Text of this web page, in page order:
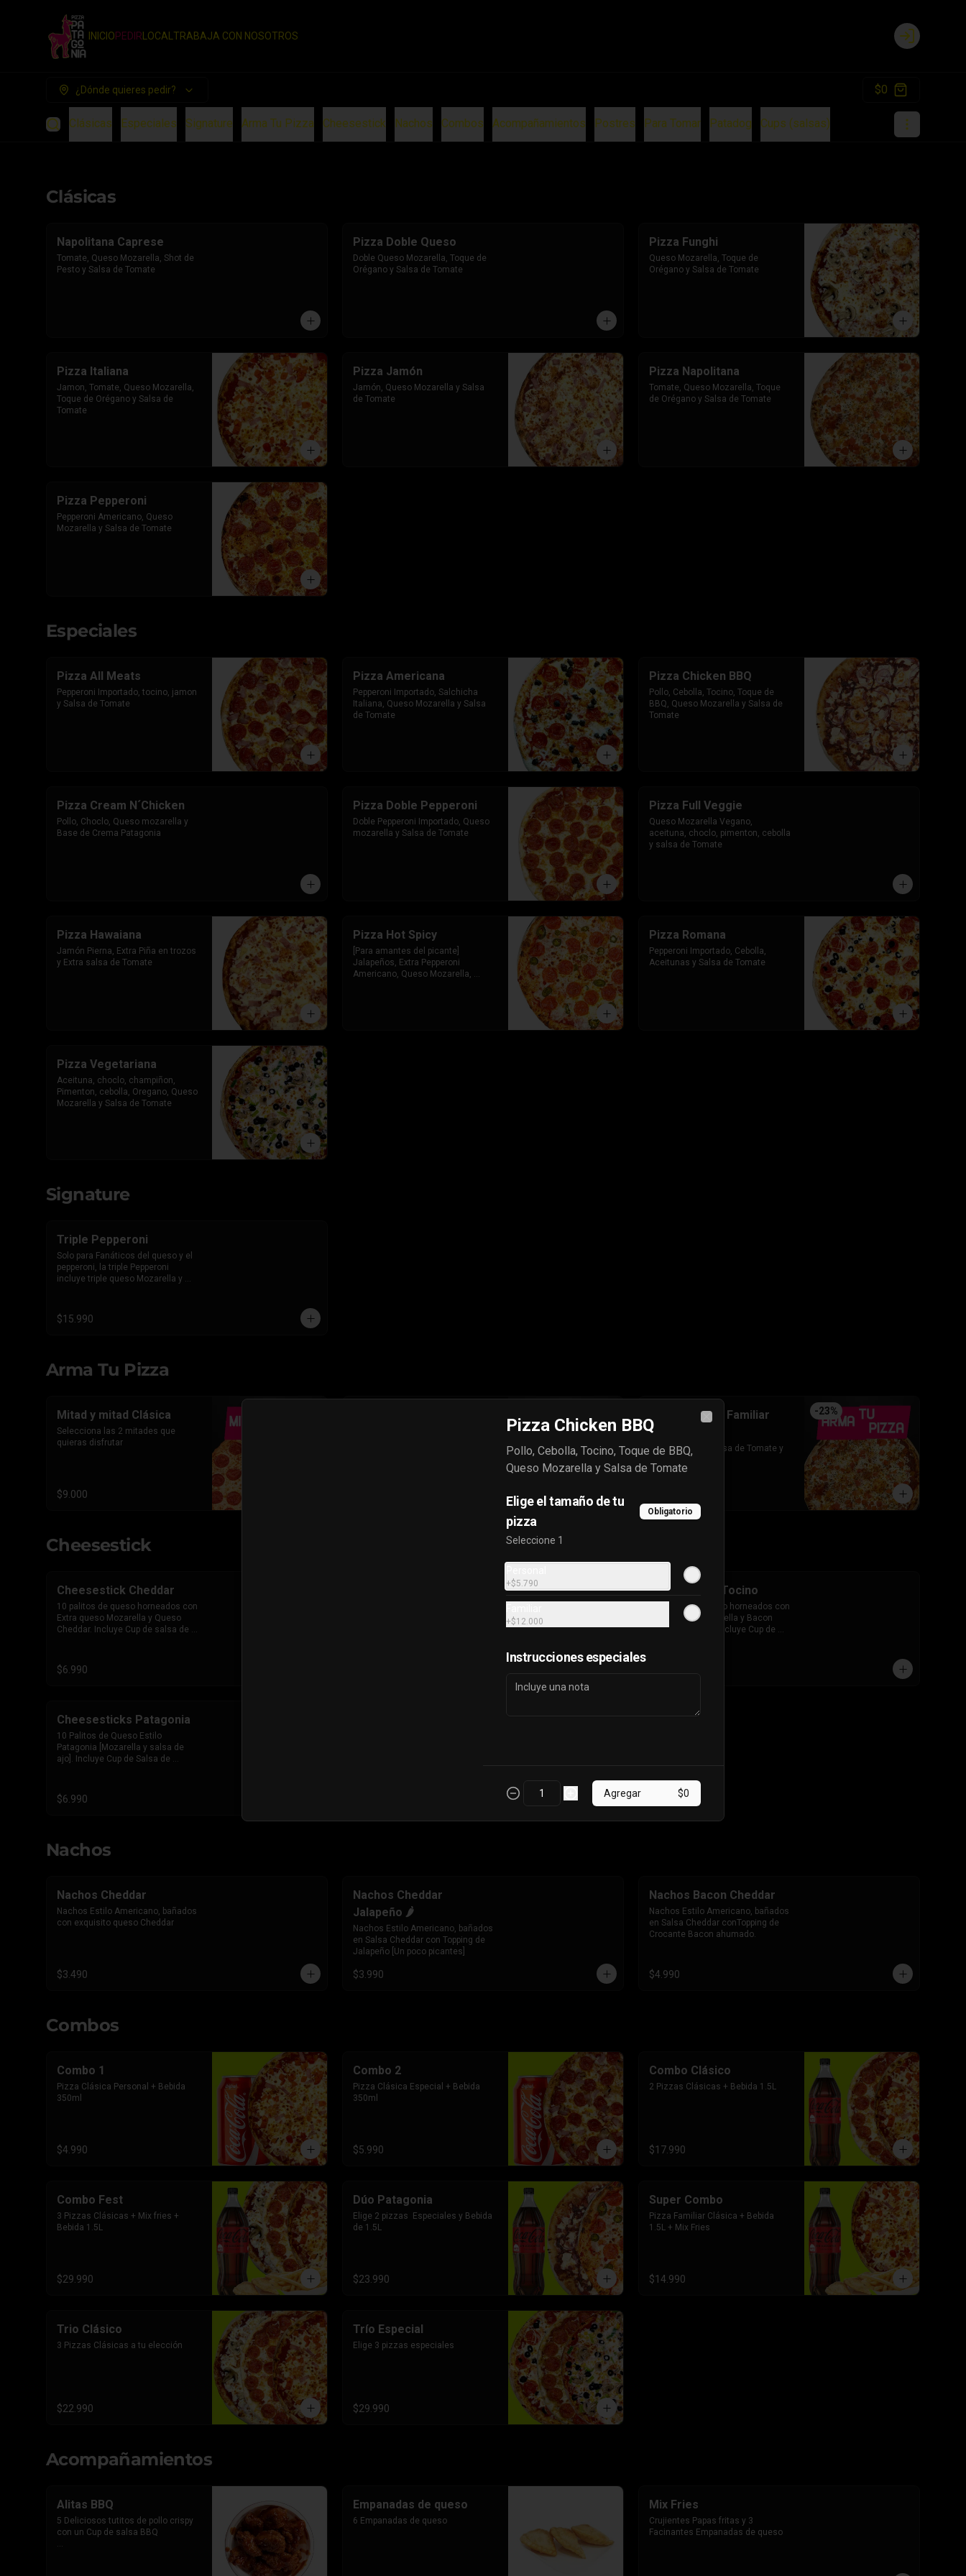
INICIOPEDIR LOCAL TRABAJA CON NOSOTROS
Login
¿Dónde quieres pedir? $0
Clásicas Especiales Signature Arma Tu Pizza Cheesestick Nachos Combos Acompañamientos Postres Para Tomar Patadog Cups (salsas)
Clásicas
Napolitana Caprese
Tomate, Queso Mozarella, Shot de
Pesto y Salsa de Tomate
Pizza Doble Queso
Doble Queso Mozarella, Toque de
Orégano y Salsa de Tomate
Pizza Funghi
Queso Mozarella, Toque de
Orégano y Salsa de Tomate
Pizza Italiana
Jamon, Tomate, Queso Mozarella,
Toque de Orégano y Salsa de
Tomate
Pizza Jamón
Jamón, Queso Mozarella y Salsa
de Tomate
Pizza Napolitana
Tomate, Queso Mozarella, Toque
de Orégano y Salsa de Tomate
Pizza Pepperoni
Pepperoni Americano, Queso
Mozarella y Salsa de Tomate
Especiales
Pizza All Meats
Pepperoni Importado, tocino, jamon
y Salsa de Tomate
Pizza Americana
Pepperoni Importado, Salchicha
Italiana, Queso Mozarella y Salsa
de Tomate
Pizza Chicken BBQ
Pollo, Cebolla, Tocino, Toque de
BBQ, Queso Mozarella y Salsa de
Tomate
Pizza Cream N´Chicken
Pollo, Choclo, Queso mozarella y
Base de Crema Patagonia
Pizza Doble Pepperoni
Doble Pepperoni Importado, Queso
mozarella y Salsa de Tomate
Pizza Full Veggie
Queso Mozarella Vegano,
aceituna, choclo, pimenton, cebolla
y salsa de Tomate
Pizza Hawaiana
Jamón Pierna, Extra Piña en trozos
y Extra salsa de Tomate
Pizza Hot Spicy
[Para amantes del picante]
Jalapeños, Extra Pepperoni
Americano, Queso Mozarella,
Pizza Romana
Pepperoni Importado, Cebolla,
Aceitunas y Salsa de Tomate
Pizza Vegetariana
Aceituna, choclo, champiñon,
Pimenton, cebolla, Oregano, Queso
Mozarella y Salsa de Tomate
Signature
Triple Pepperoni
Solo para Fanáticos del queso y el
pepperoni, la triple Pepperoni
incluye triple queso Mozarella y
$15.990
Arma Tu Pizza
Mitad y mitad Clásica
Selecciona las 2 mitades que
quieras disfrutar
$9.000
-23%
Arma tu pizza Familiar
(Base)
Base de pizza: Salsa de Tomate y
Cheesestick
Cheesestick Cheddar
10 palitos de queso horneados con
Extra queso Mozarella y Queso
Cheddar. Incluye Cup de salsa de
$6.990
Cheesestick Tocino
10 palitos de queso horneados con
Extra queso Mozarella y Bacon
ahumado Crispy. Incluye Cup de
Cheesesticks Patagonia
10 Palitos de Queso Estilo
Patagonia [Mozarella y salsa de
ajo]. Incluye Cup de Salsa de
$6.990
Nachos
Nachos Cheddar
Nachos Estilo Americano, bañados
con exquisito queso Cheddar
$3.490
Nachos Cheddar
Jalapeño 🌶️
Nachos Estilo Americano, bañados
en Salsa Cheddar con Topping de
Jalapeño [Un poco picantes]
$3.990
Nachos Bacon Cheddar
Nachos Estilo Americano, bañados
en Salsa Cheddar conTopping de
Crocante Bacon ahumado.
$4.990
Combos
Combo 1
Pizza Clásica Personal + Bebida
350ml
$4.990
Combo 2
Pizza Clásica Especial + Bebida
350ml
$5.990
Combo Clásico
2 Pizzas Clásicas + Bebida 1.5L
$17.990
Combo Fest
3 Pizzas Clásicas + Mix fries +
Bebida 1.5L
$29.990
Dúo Patagonia
Elige 2 pizzas  Especiales y Bebida
de 1.5L
$23.990
Super Combo
Pizza Familiar Clásica + Bebida
1.5L + Mix Fries
$14.990
Trio Clásico
3 Pizzas Clásicas a tu elección
$22.990
Trío Especial
Elige 3 pizzas especiales
$29.990
Acompañamientos
Alitas BBQ
5 Deliciosos tutitos de pollo crispy
con un Cup de salsa BBQ
Empanadas de queso
6 Empanadas de queso
Mix Fries
Crujientes Papas fritas y 3
Facinantes Empanadas de queso
Pizza Chicken BBQ
Pollo, Cebolla, Tocino, Toque de BBQ,
Queso Mozarella y Salsa de Tomate
Elige el tamaño de tu
pizza
Obligatorio
Seleccione 1
+$5.790
+$12.000
Instrucciones especiales
Agregar $0